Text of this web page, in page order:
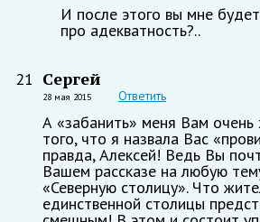
И после этого вы мне
про адекватность?..
21 Сергей
28 мая 2015 Ответить
А «забанить» меня Вам очень
того, что я назвала Вас
правда, Алексей! Ведь Вы
Вашем рассказе на любую
«Северную столицу». Что
единственной столицы